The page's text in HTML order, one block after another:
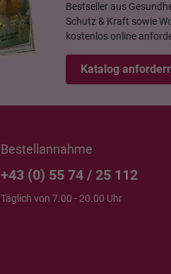
Bestseller aus
Schutz & Kraft sowie
kostenlos online
Katalog
Bestellannahme
+43 (0) 55 74 / 25 112
Täglich von 7.00 - 20.00 Uhr